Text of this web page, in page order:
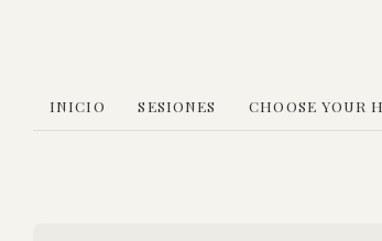
INICIO SESIONES CHOOSE YOUR